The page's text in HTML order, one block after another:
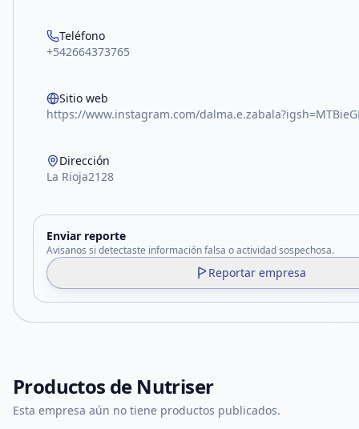
Teléfono
+542664373765
Sitio web
https://www.instagram.com/
Dirección
La Rioja2128
Enviar reporte
Avisanos si detectaste información falsa o actividad sospechosa.
Reportar empresa
Productos de Nutriser
Esta empresa aún no tiene productos publicados.